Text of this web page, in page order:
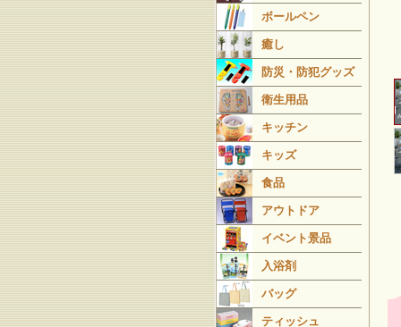
ボールペン
癒し
防災・防犯グッズ
衛生用品
キッチン
キッズ
食品
アウトドア
イベント景品
入浴剤
バッグ
ティッシュ